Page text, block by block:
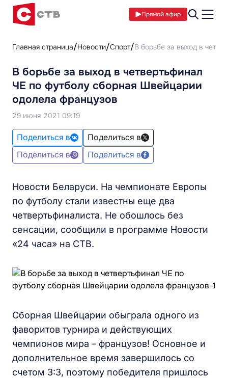
Прямой эфир
Главная страница Новости Спорт В борьбе за выход в
В борьбе за выход в четвертьфинал
ЧЕ по футболу сборная Швейцарии
одолела французов
29 июня 2021 09:19
Поделиться в
Поделиться в
Поделиться в
Поделиться в
Новости Беларуси. На чемпионате Европы
по футболу стали известны еще два
четвертьфиналиста. Не обошлось без
сенсации, сообщили в программе Новости
«24 часа» на СТВ.
Сборная Швейцарии обыграла одного из
фаворитов турнира и действующих
чемпионов мира – французов! Основное и
дополнительное время завершилось со
счетом 3:3, поэтому победителя пришлось